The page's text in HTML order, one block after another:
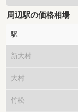
周辺駅の価格相場
駅
新大村
大村
竹松